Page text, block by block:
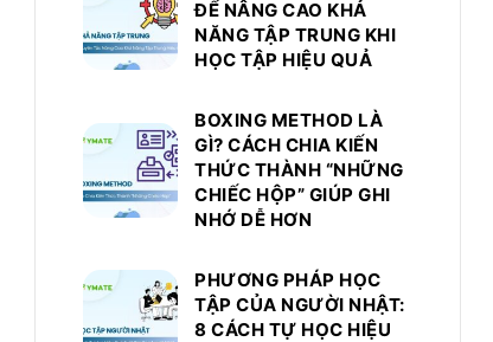
ĐỂ NÂNG CAO KHẢ
NĂNG TẬP TRUNG KHI
HỌC TẬP HIỆU QUẢ
BOXING METHOD LÀ
GÌ? CÁCH CHIA KIẾN
THỨC THÀNH “NHỮNG
CHIẾC HỘP” GIÚP GHI
NHỚ DỄ HƠN
PHƯƠNG PHÁP HỌC
TẬP CỦA NGƯỜI NHẬT:
8 CÁCH TỰ HỌC HIỆU